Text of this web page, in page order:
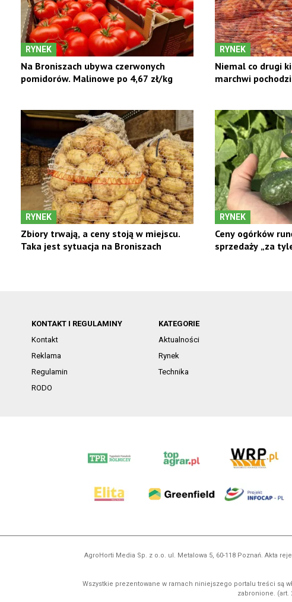
RYNEK
Na Broniszach ubywa czerwonych
pomidorów. Malinowe po 4,67 zł/kg
RYNEK
Niemal co drugi
marchwi
RYNEK
Zbiory trwają, a ceny stoją w miejscu.
Taka jest sytuacja na Broniszach
RYNEK
Ceny ogórków
sprzedaży „za
KONTAKT I REGULAMINY
Kontakt
Reklama
Regulamin
RODO
KATEGORIE
Aktualności
Rynek
Technika
AgroHorti Media Sp. z o.o. ul. Metalowa 5, 60-118 Poznań. Akta
Wszystkie prezentowane w ramach niniejszego portalu treści są
zabronione. (art.